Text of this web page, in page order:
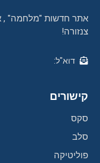
אתר חדשות "מלחמה" ,
צנזורה!
דוא"ל:
קישורים
סקס
סלב
פוליטיקה